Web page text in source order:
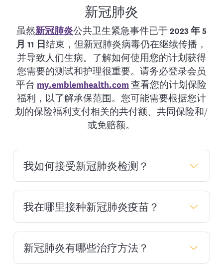
：大多数安保健康保险会员*可
以在参与计划的药房获得流感疫苗的承
保。2 岁以上的医疗补助计划
（Medicaid，即白卡）和儿童医保计划
会员也符合资格。如果您不确定您的流
感疫苗承保范围，请拨打您的会员身份
卡上的号码。
只拥有安保健康保险 D 部分（配药）保
险福利的联邦医疗保险（Medicare，即
疫苗承保。这些会员应联系其 B 部分投
保者，以承保流感疫苗。
新冠肺炎
虽然新冠肺炎公共卫生紧急事件已于2023 年 5
月 11 日结束，但新冠肺炎病毒仍在继续传播，
并导致人们生病。了解如何使用您的计划获得
您需要的测试和护理很重要。请务必登录会员
平台 my.emblemhealth.com 查看您的计划保险
福利，以了解承保范围。您可能需要根据您计
划的保险福利支付相关的共付额、共同保险和/
或免赔额。
我如何接受新冠肺炎检测？
与其他检测一样，您的医生可以根据您
的症状确定您是否需要接受新冠肺炎检
测。您也可以在当地药房或在线自费购
买非处方快速检测试剂。手头备有这些
试剂，并在感觉出现症状时使用，可以
我在哪里接种新冠肺炎疫苗？
新冠肺炎疫苗可在您的药房或医生诊所
获得。由网内专业医护人员提供时，这
新冠肺炎有哪些治疗方法？